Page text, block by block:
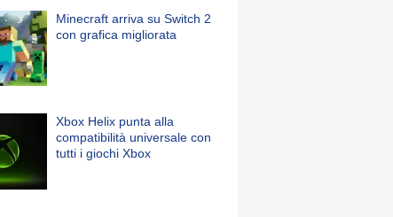
Minecraft arriva su Switch 2
con grafica migliorata
Xbox Helix punta alla
compatibilità universale con
tutti i giochi Xbox